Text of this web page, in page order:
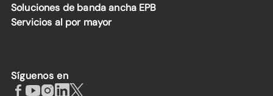
Soluciones de banda ancha EPB
Servicios al por mayor
Síguenos en